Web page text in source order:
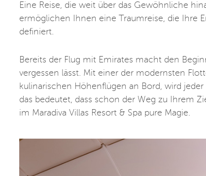
Eine Reise, die weit über das Gewöhnliche
ermöglichen Ihnen eine Traumreise, die Ihre
definiert.
Bereits der Flug mit Emirates macht den
vergessen lässt. Mit einer der modernsten
kulinarischen Höhenflügen an Bord, wird
das bedeutet, dass schon der Weg zu Ihrem
im Maradiva Villas Resort & Spa pure Magie.